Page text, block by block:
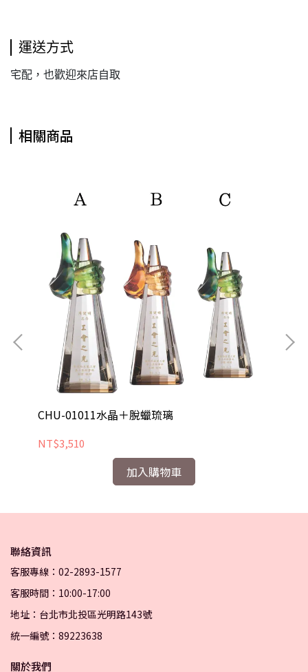
運送方式
宅配，也歡迎來店自取
相關商品
CHU-01011水晶＋脫蠟琉璃
NT$3,510
加入購物車
聯絡資訊
客服專線：02-2893-1577
客服時間：10:00-17:00
地址：台北市北投區光明路143號
統一編號：89223638
關於我們